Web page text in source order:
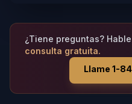
¿Tiene preguntas?
consulta gratuita.
Llame 1-